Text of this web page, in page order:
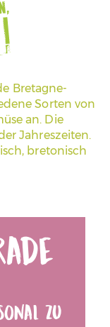
Bretagne-
Sorten von
an. Die
Jahreszeiten.
bretonisch
zu